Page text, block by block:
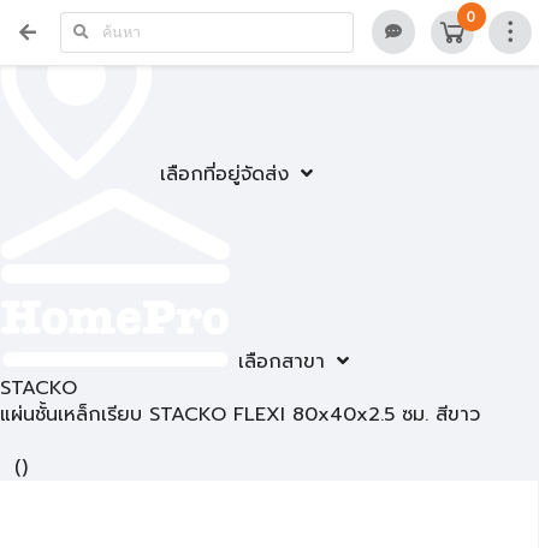
เลือกที่อยู่จัดส่ง
เลือกสาขา
0
STACKO
แผ่นชั้นเหล็กเรียบ STACKO FLEXI 80x40x2.5 ซม. สีขาว
()